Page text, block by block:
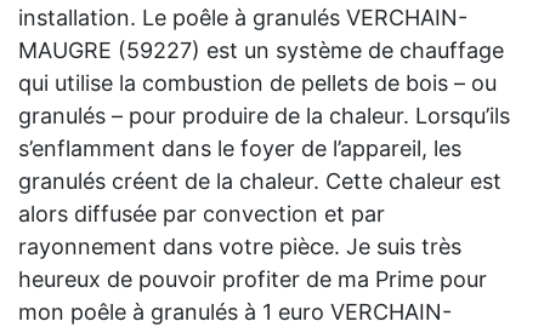
installation. Le poêle à granulés VERCHAIN-
MAUGRE (59227) est un système de chauffage
qui utilise la combustion de pellets de bois – ou
granulés – pour produire de la chaleur. Lorsqu’ils
s’enflamment dans le foyer de l’appareil, les
granulés créent de la chaleur. Cette chaleur est
alors diffusée par convection et par
rayonnement dans votre pièce. Je suis très
heureux de pouvoir profiter de ma Prime pour
mon poêle à granulés à 1 euro VERCHAIN-